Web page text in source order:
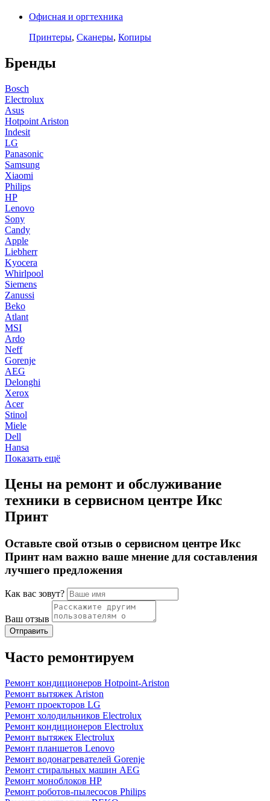
Офисная и оргтехника
Принтеры, Сканеры, Копиры
Бренды
Bosch
Electrolux
Asus
Hotpoint Ariston
Indesit
LG
Panasonic
Samsung
Xiaomi
Philips
HP
Lenovo
Sony
Candy
Apple
Liebherr
Kyocera
Whirlpool
Siemens
Zanussi
Beko
Atlant
MSI
Ardo
Neff
Gorenje
AEG
Delonghi
Xerox
Acer
Stinol
Miele
Dell
Hansa
Показать ещё
Цены на ремонт и обслуживание
техники в сервисном центре Икс
Принт
Оставьте свой отзыв о сервисном центре Икс
Принт нам важно ваше мнение для составления
лучшего предложения
Как вас зовут?
Ваш отзыв
Часто ремонтируем
Ремонт кондиционеров Hotpoint-Ariston
Ремонт вытяжек Ariston
Ремонт проекторов LG
Ремонт холодильников Electrolux
Ремонт кондиционеров Electrolux
Ремонт вытяжек Electrolux
Ремонт планшетов Lenovo
Ремонт водонагревателей Gorenje
Ремонт стиральных машин AEG
Ремонт моноблоков HP
Ремонт роботов-пылесосов Philips